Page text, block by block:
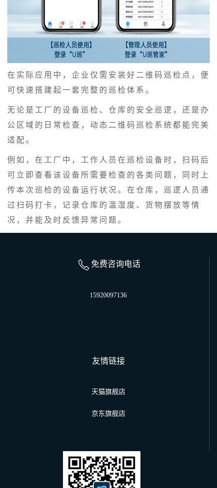
在实际应用中，企业仅需安装好二维码巡检点，便
可快速搭建起一套完整的巡检体系。
无论是工厂的设备巡检、仓库的安全巡逻，还是办
公区域的日常检查，动态二维码巡检系统都能完美
适配。
例如，在工厂中，工作人员在巡检设备时，扫码后
可立即查看该设备所需要检查的各类问题，同时上
传本次巡检的设备运行状况。在仓库，巡逻人员通
过扫码打卡，记录仓库的温湿度、货物摆放等情
况，并能及时反馈异常问题。
免费咨询电话
15920097136
友情链接
天猫旗舰店
京东旗舰店